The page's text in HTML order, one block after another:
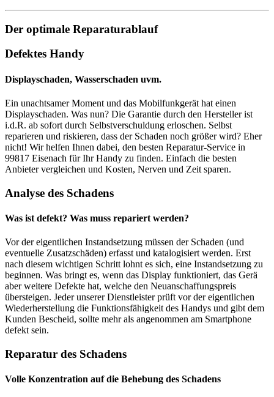
Der optimale Reparaturablauf
Defektes Handy
Displayschaden, Wasserschaden uvm.
Ein unachtsamer Moment und das Mobilfunkgerät hat einen
Displayschaden. Was nun? Die Garantie durch den Hersteller ist
i.d.R. ab sofort durch Selbstverschuldung erloschen. Selbst
reparieren und riskieren, dass der Schaden noch größer wird? Eher
nicht! Wir helfen Ihnen dabei, den besten Reparatur-Service in
99817 Eisenach für Ihr Handy zu finden. Einfach die besten
Anbieter vergleichen und Kosten, Nerven und Zeit sparen.
Analyse des Schadens
Was ist defekt? Was muss repariert werden?
Vor der eigentlichen Instandsetzung müssen der Schaden (und
eventuelle Zusatzschäden) erfasst und katalogisiert werden. Erst
nach diesem wichtigen Schritt lohnt es sich, eine Instandsetzung zu
beginnen. Was bringt es, wenn das Display funktioniert, das Gerä
aber weitere Defekte hat, welche den Neuanschaffungspreis
übersteigen. Jeder unserer Dienstleister prüft vor der eigentlichen
Wiederherstellung die Funktionsfähigkeit des Handys und gibt dem
Kunden Bescheid, sollte mehr als angenommen am Smartphone
defekt sein.
Reparatur des Schadens
Volle Konzentration auf die Behebung des Schadens